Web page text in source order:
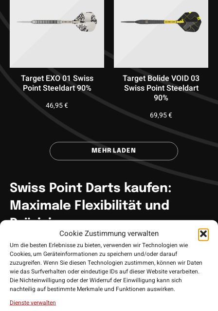
Cookie Zustimmung verwalten
Um die besten Erlebnisse zu bieten, verwenden wir Technologien wie
Cookies, um Geräteinformationen zu speichern und/oder darauf
zuzugreifen. Wenn Sie diesen Technologien zustimmen, können wir Daten
wie das Surfverhalten oder eindeutige IDs auf dieser Website verarbeiten.
Die Nichteinwilligung oder der Widerruf der Einwilligung kann sich
nachteilig auf bestimmte Merkmale und Funktionen auswirken.
Dienste verwalten
Target EXO 01 Swiss
Point Steeldart 90%
46,95€
Target Bolide VOID 03
Swiss Point Steeldart
90%
69,95€
MEHR LADEN
Swiss Point Darts kaufen:
Maximale Flexibilität und
Präzision
Swiss Point Dartsbieten Dartspielern eine revolutionäre Lösung
für das Wechseln von Dartspitzen. Entwickelt vonTarget Darts
ermöglicht das patentierteSwiss Point Systemein schnelles
und einfaches Austauschen der Dartspitzen, ohne dass